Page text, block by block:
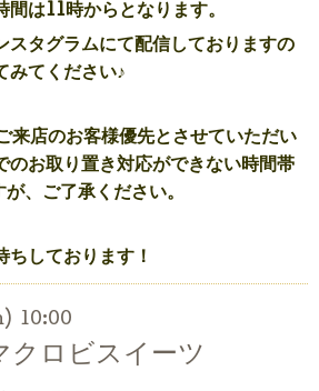
は11時からとなります。
タグラムにて配信しておりますの
みてください♪
来店のお客様優先とさせていただい
のお取り置き対応ができない時間帯
、ご了承ください。
ちしております！
10:00
クロビスイーツ